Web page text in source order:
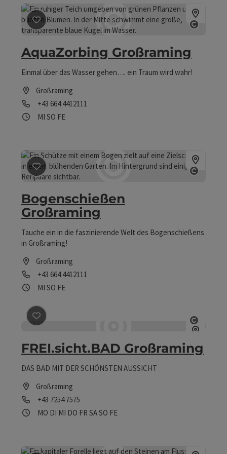
Beitrag merken: AquaZorbing Großraming
AquaZorbing Großraming
Einmal über das Wasser gehen…. ein Traum wird wahr!
Großraming
Telefon
+43 664 4412111
Öffnungszeiten
MI Mittwoch geöffnet
SO Sonntag geöffnet
FEFeiertag geöffnet
Beitrag merken : Bogenschießen Großraming
Bogenschießen
Großraming
Tauche ein in die faszinierende Welt des Bogenschießens
in Großraming!
Großraming
Telefon
+43 664 4412111
Öffnungszeiten
MI Mittwoch geöffnet
SO Sonntag geöffnet
FEFeiertag geöffnet
Beitrag merken
FREI.sicht.BAD Großraming
DAS BAD MIT DER SCHÖNSTEN AUSSICHT
Großraming
Telefon
+43 7254 7575
Öffnungszeiten
MO Montag geöffnet
DI Dienstag geöffnet
MI Mittwoch geöffnet
DO Donnerstag geöffnet
FR Freitag geöffnet
SASamstag geöffnet
SO Sonntag geöffnet
FEFeiertag geöffnet